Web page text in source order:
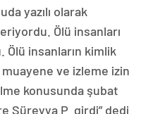
yazılı olarak
Ölü insanları
insanların kimlik
ve izleme izin
konusunda şubat
Süreyya P. girdi” dedi.